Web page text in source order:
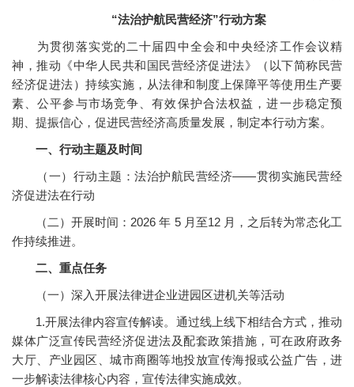
“法治护航民营经济”行动方案
为贯彻落实党的二十届四中全会和中央经济工作会议精
神，推动《中华人民共和国民营经济促进法》（以下简称民营
经济促进法）持续实施，从法律和制度上保障平等使用生产要
素、公平参与市场竞争、有效保护合法权益，进一步稳定预
期、提振信心，促进民营经济高质量发展，制定本行动方案。
一、行动主题及时间
（一）行动主题：法治护航民营经济——贯彻实施民营经
济促进法在行动
（二）开展时间：2026 年 5 月至12 月，之后转为常态化工
作持续推进。
二、重点任务
（一）深入开展法律进企业进园区进机关等活动
1.开展法律内容宣传解读。通过线上线下相结合方式，推动
媒体广泛宣传民营经济促进法及配套政策措施，可在政府政务
大厅、产业园区、城市商圈等地投放宣传海报或公益广告，进
一步解读法律核心内容，宣传法律实施成效。